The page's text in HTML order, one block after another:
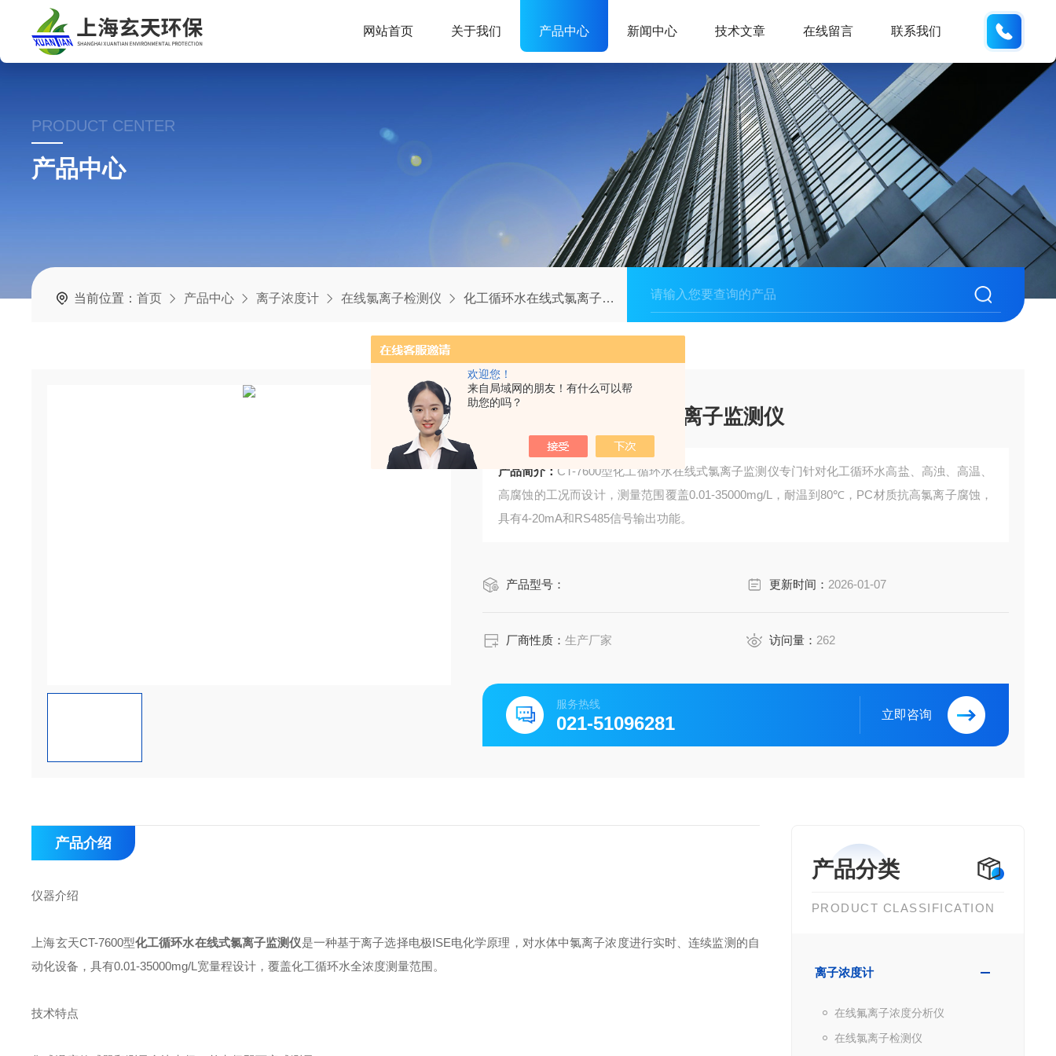
欢迎您！
来自局域网的朋友！有什么可以帮
助您的吗？
网站首页 关于我们 产品中心 新闻中心 技术文章 在线留言 联系我们
PRODUCT CENTER
产品中心
当前位置：首页 产品中心 离子浓度计 在线氯离子检测仪 化工循环水在线式氯离子监测仪
化工循环水在线式氯离子监测仪
产品简介： CT-7600型化工循环水在线式氯离子监测仪专门针对化工循环水高盐、高浊、高温、
高腐蚀的工况而设计，测量范围覆盖0.01-35000mg/L，耐温到80℃，PC材质抗高氯离子腐蚀，
具有4-20mA和RS485信号输出功能。
产品型号： 更新时间： 2026-01-07
厂商性质：生产厂家 访问量： 262
服务热线
021-51096281 立即咨询
产品分类
PRODUCT CLASSIFICATION
离子浓度计
在线氟离子浓度分析仪
在线氯离子检测仪
产品介绍
仪器介绍
上海玄天CT-7600型化工循环水在线式氯离子监测仪是一种基于离子选择电极ISE电化学原理，对水体中氯离子浓度进行实时、连续监测的自
动化设备，具有0.01-35000mg/L宽量程设计，覆盖化工循环水全浓度测量范围。
技术特点